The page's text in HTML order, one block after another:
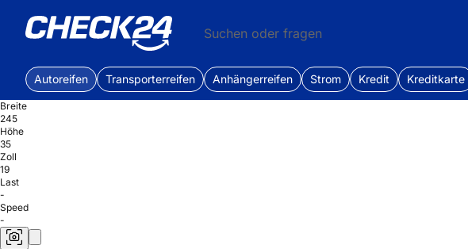
Suchen oder fragen
Autoreifen Transporterreifen Anhängerreifen Strom Kredit Kreditkarte
Breite
245
Höhe
35
Zoll
19
Last
-
Speed
-